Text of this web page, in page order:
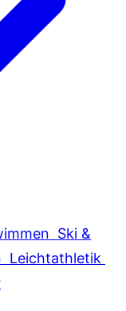
Ski &
Leichtathletik